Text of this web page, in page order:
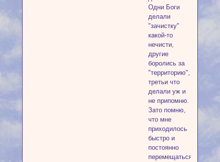
Одни Боги
делали
"зачистку"
какой-то
нечисти,
другие
боролись за
"территорию",
третьи что
делали уж и
не припомню.
Зато помню,
что мне
приходилось
быстро и
постоянно
перемещаться,